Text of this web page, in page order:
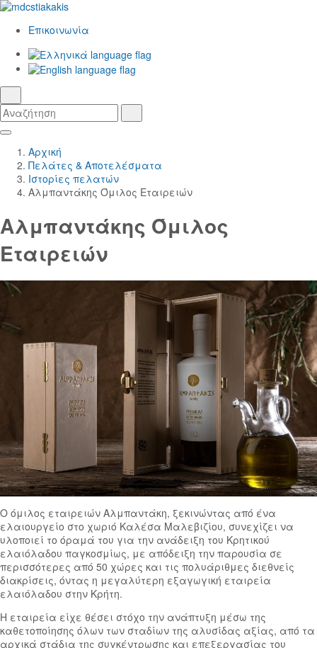
Επικοινωνία
Αναζήτηση
Skip
Main
Content
Κεντρική
Πλοήγηση
Αρχική
Πελάτες & Αποτελέσματα
Ιστορίες πελατών
Αλμπαντάκης Όμιλος Εταιρειών
Αλμπαντάκης Όμιλος
Εταιρειών
Ο όμιλος εταιρειών Αλμπαντάκη, ξεκινώντας από ένα
ελαιουργείο στο χωριό Καλέσα Μαλεβιζίου, συνεχίζει να
υλοποιεί το όραμά του για την ανάδειξη του Κρητικού
ελαιόλαδου παγκοσμίως, με απόδειξη την παρουσία σε
περισσότερες από 50 χώρες και τις πολυάριθμες διεθνείς
διακρίσεις, όντας η μεγαλύτερη εξαγωγική εταιρεία
ελαιόλαδου στην Κρήτη.
Η εταιρεία είχε θέσει στόχο την ανάπτυξη μέσω της
καθετοποίησης όλων των σταδίων της αλυσίδας αξίας, από τα
αρχικά στάδια της συγκέντρωσης και επεξεργασίας του